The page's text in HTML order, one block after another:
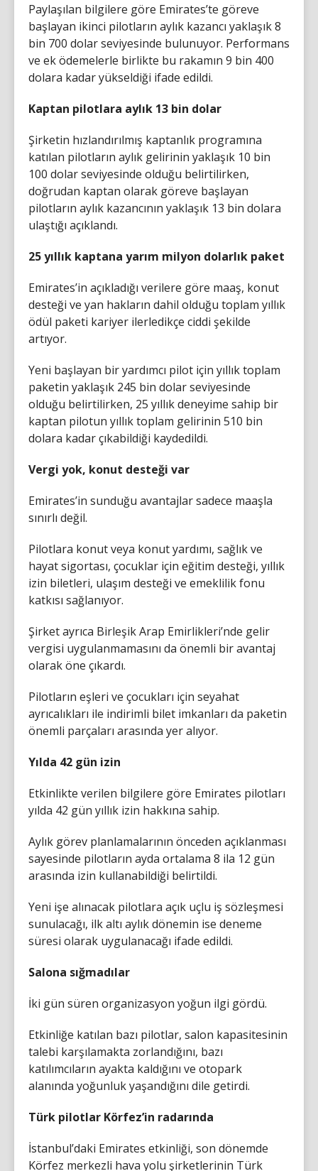
Paylaşılan bilgilere göre Emirates’te göreve
başlayan ikinci pilotların aylık kazancı yaklaşık 8
bin 700 dolar seviyesinde bulunuyor. Performans
ve ek ödemelerle birlikte bu rakamın 9 bin 400
dolara kadar yükseldiği ifade edildi.
Kaptan pilotlara aylık 13 bin dolar
Şirketin hızlandırılmış kaptanlık programına
katılan pilotların aylık gelirinin yaklaşık 10 bin
100 dolar seviyesinde olduğu belirtilirken,
doğrudan kaptan olarak göreve başlayan
pilotların aylık kazancının yaklaşık 13 bin dolara
ulaştığı açıklandı.
25 yıllık kaptana yarım milyon dolarlık paket
Emirates’in açıkladığı verilere göre maaş, konut
desteği ve yan hakların dahil olduğu toplam yıllık
ödül paketi kariyer ilerledikçe ciddi şekilde
artıyor.
Yeni başlayan bir yardımcı pilot için yıllık toplam
paketin yaklaşık 245 bin dolar seviyesinde
olduğu belirtilirken, 25 yıllık deneyime sahip bir
kaptan pilotun yıllık toplam gelirinin 510 bin
dolara kadar çıkabildiği kaydedildi.
Vergi yok, konut desteği var
Emirates’in sunduğu avantajlar sadece maaşla
sınırlı değil.
Pilotlara konut veya konut yardımı, sağlık ve
hayat sigortası, çocuklar için eğitim desteği, yıllık
izin biletleri, ulaşım desteği ve emeklilik fonu
katkısı sağlanıyor.
Şirket ayrıca Birleşik Arap Emirlikleri’nde gelir
vergisi uygulanmamasını da önemli bir avantaj
olarak öne çıkardı.
Pilotların eşleri ve çocukları için seyahat
ayrıcalıkları ile indirimli bilet imkanları da paketin
önemli parçaları arasında yer alıyor.
Yılda 42 gün izin
Etkinlikte verilen bilgilere göre Emirates pilotları
yılda 42 gün yıllık izin hakkına sahip.
Aylık görev planlamalarının önceden açıklanması
sayesinde pilotların ayda ortalama 8 ila 12 gün
arasında izin kullanabildiği belirtildi.
Yeni işe alınacak pilotlara açık uçlu iş sözleşmesi
sunulacağı, ilk altı aylık dönemin ise deneme
süresi olarak uygulanacağı ifade edildi.
Salona sığmadılar
İki gün süren organizasyon yoğun ilgi gördü.
Etkinliğe katılan bazı pilotlar, salon kapasitesinin
talebi karşılamakta zorlandığını, bazı
katılımcıların ayakta kaldığını ve otopark
alanında yoğunluk yaşandığını dile getirdi.
Türk pilotlar Körfez’in radarında
İstanbul’daki Emirates etkinliği, son dönemde
Körfez merkezli hava yolu şirketlerinin Türk